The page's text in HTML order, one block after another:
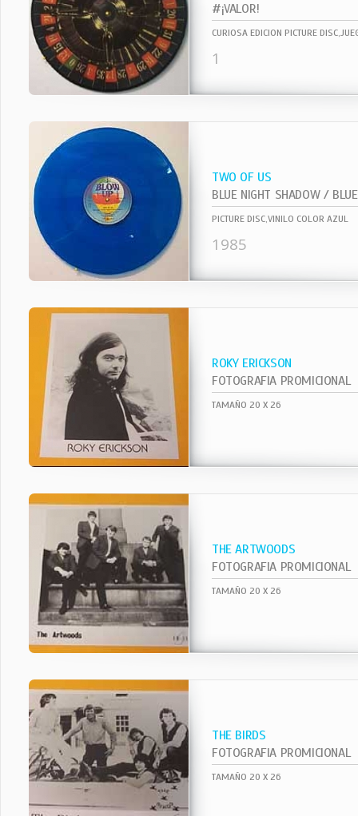
#¡VALOR!
CURIOSA EDICION PICTURE
1
TWO OF US
BLUE NIGHT SHADOW /
PICTURE DISC,VINILO COLOR AZUL
1985
ROKY ERICKSON
FOTOGRAFIA PROMICIONAL
TAMAÑO 20 X 26
THE ARTWOODS
FOTOGRAFIA PROMICIONAL
TAMAÑO 20 X 26
THE BIRDS
FOTOGRAFIA PROMICIONAL
TAMAÑO 20 X 26